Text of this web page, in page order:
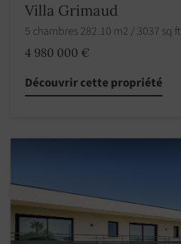
Villa Grimaud
5 chambres 282.10 m2 / 3037 sq ft
4 980 000 €
Découvrir cette propriété